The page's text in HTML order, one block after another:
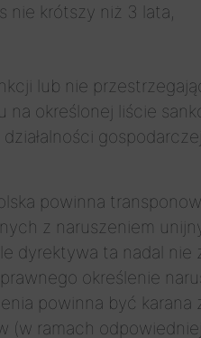
nie krótszy niż 3 lata,
lub nie
określonej liście
powinna
z naruszeniem
dyrektywa ta nadal nie
określenie
powinna być
ramach